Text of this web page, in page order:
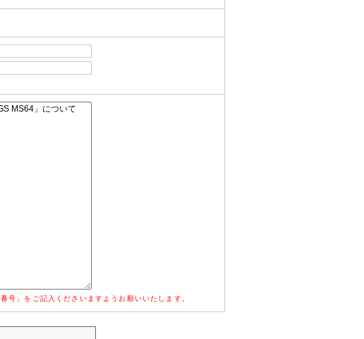
」をご記入くださいますようお願いいたします。